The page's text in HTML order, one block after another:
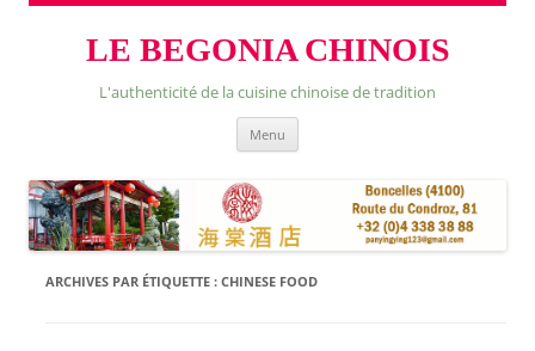
LE BEGONIA CHINOIS
L'authenticité de la cuisine chinoise de tradition
Menu
ARCHIVES PAR ÉTIQUETTE : CHINESE FOOD